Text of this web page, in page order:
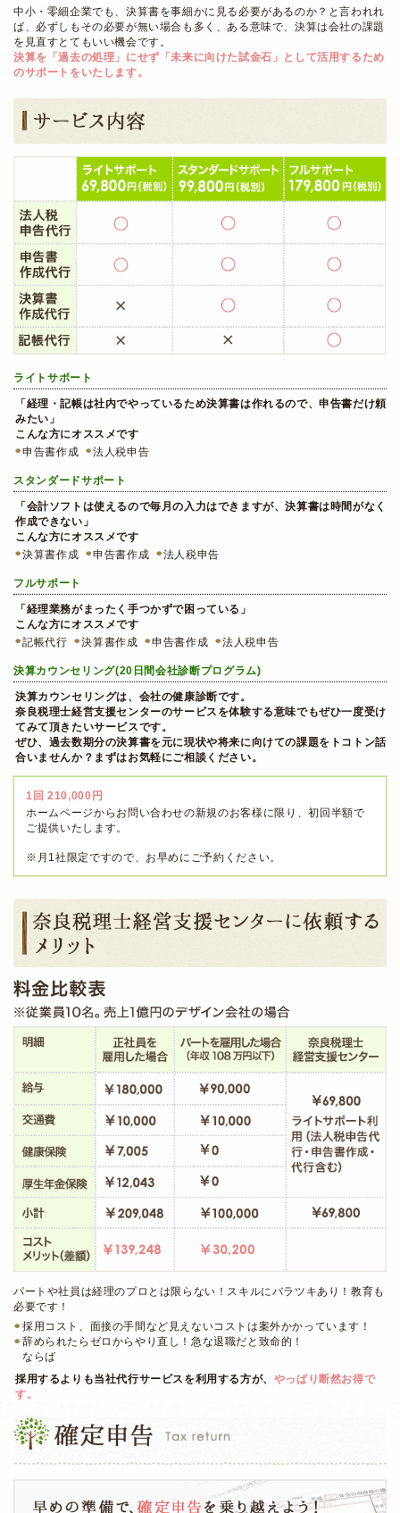
中小・零細企業でも、決算書を事細かに見る必要があるのか？と言われれ
ば、必ずしもその必要が無い場合も多く、ある意味で、決算は会社の課題
を見直すとてもいい機会です。
決算を「過去の処理」にせず「未来に向けた試金石」として活用するため
のサポートをいたします。
ライトサポート
「経理・記帳は社内でやっているため決算書は作れるので、申告書だけ頼
みたい」
こんな方にオススメです
申告書作成
法人税申告
スタンダードサポート
「会計ソフトは使えるので毎月の入力はできますが、決算書は時間がなく
作成できない」
こんな方にオススメです
決算書作成
申告書作成 法人税申告
フルサポート
「経理業務がまったく手つかずで困っている」
こんな方にオススメです
記帳代行
決算書作成 申告書作成 法人税申告
決算カウンセリング(20日間会社診断プログラム)
決算カウンセリングは、会社の健康診断です。
奈良税理士経営支援センターのサービスを体験する意味でもぜひ一度受け
てみて頂きたいサービスです。
ぜひ、過去数期分の決算書を元に現状や将来に向けての課題をトコトン話
合いませんか？まずはお気軽にご相談ください。
1回 210,000円
ホームページからお問い合わせの新規のお客様に限り、初回半額で
ご提供いたします。
※月1社限定ですので、お早めにご予約ください。
パートや社員は経理のプロとは限らない！スキルにバラツキあり！教育も
必要です！
採用コスト、面接の手間など見えないコストは案外かかっています！
辞められたらゼロからやり直し！急な退職だと致命的！
ならば
採用するよりも当社代行サービスを利用する方が、 やっぱり断然お得で
す。